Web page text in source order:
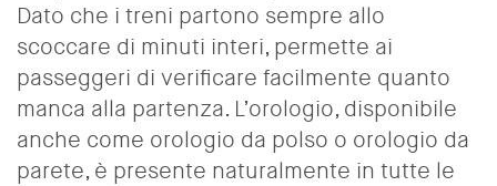
Dato che i treni partono sempre allo
scoccare di minuti interi, permette ai
passeggeri di verificare facilmente quanto
manca alla partenza. L’orologio, disponibile
anche come orologio da polso o orologio da
parete, è presente naturalmente in tutte le